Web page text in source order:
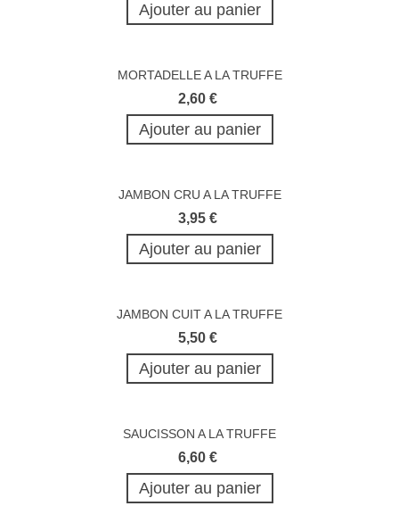
Ajouter au panier
MORTADELLE A LA TRUFFE
2,60 €
Ajouter au panier
JAMBON CRU A LA TRUFFE
3,95 €
Ajouter au panier
JAMBON CUIT A LA TRUFFE
5,50 €
Ajouter au panier
SAUCISSON A LA TRUFFE
6,60 €
Ajouter au panier